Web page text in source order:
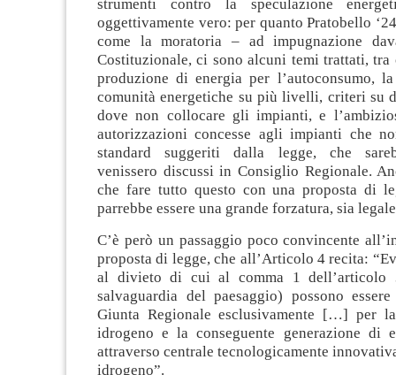
strumenti contro la speculazione
oggettivamente vero: per quanto Pratobello
come la moratoria – ad impugnazione
Costituzionale, ci sono alcuni temi trattati,
produzione di energia per l’autoconsumo,
comunità energetiche su più livelli, criteri su
dove non collocare gli impianti, e
autorizzazioni concesse agli impianti che
standard suggeriti dalla legge, che
venissero discussi in Consiglio Regionale.
che fare tutto questo con una proposta di
parrebbe essere una grande forzatura, sia
C’è però un passaggio poco convincente
proposta di legge, che all’Articolo 4 recita:
al divieto di cui al comma 1 dell’articolo
salvaguardia del paesaggio) possono
Giunta Regionale esclusivamente […] per
idrogeno e la conseguente generazione di
attraverso centrale tecnologicamente
idrogeno”.